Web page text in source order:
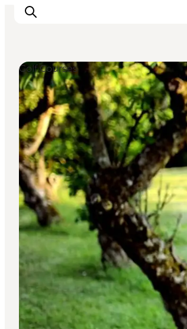
Inspiration
Resmål
Aktiviteter
Övernatta
Planera resan
Golf Courses